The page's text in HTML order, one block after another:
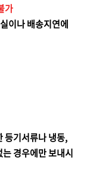
가
이나 배송지연에
등기서류나 냉동,
경우에만 보내시